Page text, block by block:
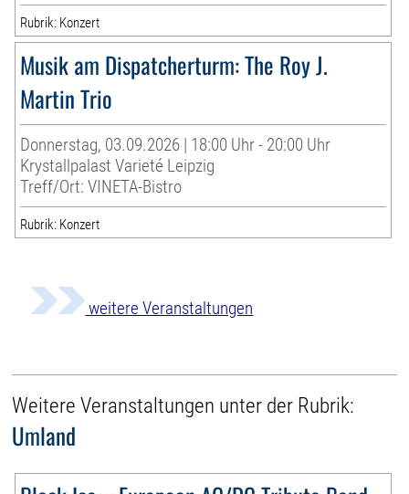
Rubrik: Konzert
Musik am Dispatcherturm: The Roy J.
Martin Trio
Donnerstag, 03.09.2026 | 18:00 Uhr - 20:00 Uhr
Krystallpalast Varieté Leipzig
Treff/Ort: VINETA-Bistro
Rubrik: Konzert
weitere Veranstaltungen
Weitere Veranstaltungen unter der Rubrik:
Umland